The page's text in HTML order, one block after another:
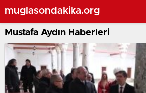
muglasondakika.org
Mustafa Aydın Haberleri